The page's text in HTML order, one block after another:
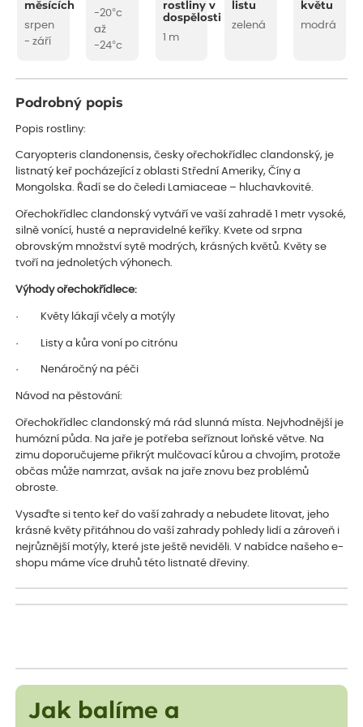
měsících
srpen
- září
-20°c
až
-24°c
rostliny v
dospělosti
1 m
listu
zelená
květu
modrá
Podrobný popis
Popis rostliny:
Caryopteris clandonensis, česky ořechokřídlec clandonský, je
listnatý keř pocházející z oblasti Střední Ameriky, Číny a
Mongolska. Řadí se do čeledi Lamiaceae – hluchavkovité.
Ořechokřídlec clandonský vytváří ve vaší zahradě 1 metr vysoké,
silně vonící, husté a nepravidelné keříky. Kvete od srpna
obrovským množství sytě modrých, krásných květů. Květy se
tvoří na jednoletých výhonech.
Výhody ořechokřídlece:
· Květy lákají včely a motýly
· Listy a kůra voní po citrónu
· Nenáročný na péči
Návod na pěstování:
Ořechokřídlec clandonský má rád slunná místa. Nejvhodnější je
humózní půda. Na jaře je potřeba seříznout loňské větve. Na
zimu doporučujeme přikrýt mulčovací kůrou a chvojím, protože
občas může namrzat, avšak na jaře znovu bez problémů
obroste.
Vysaďte si tento keř do vaší zahrady a nebudete litovat, jeho
krásné květy přitáhnou do vaší zahrady pohledy lidí a zároveň i
nejrůznější motýly, které jste ještě neviděli. V nabídce našeho e-
shopu máme více druhů této listnaté dřeviny.
Jak balíme a